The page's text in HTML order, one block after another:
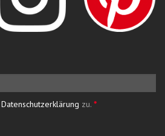
Datenschutzerklärung zu. *